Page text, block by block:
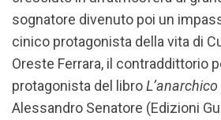
sognatore divenuto poi un
cinico protagonista della vita di
Oreste Ferrara, il contraddittorio
protagonista del libro
Alessandro Senatore (Edizioni